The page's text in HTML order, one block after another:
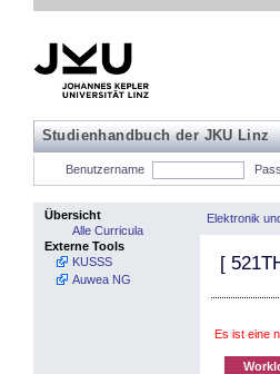
Studienhandbuch der JKU Linz
Benutzername
Übersicht
Alle Curricula
Externe Tools
KUSSS
Auwea NG
Elektronik
[
Es ist eine